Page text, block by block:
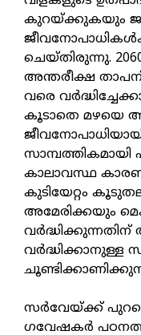
കുറയ്ക്കുകയും
ചെയ്തിരുന്നു.
അന്തരീക്ഷ
വരെ
കൂടാതെ മഴയെ
സാമ്പത്തികമായി
കാലാവസ്ഥ
കുടിയേറ്റം
അമേരിക്കയും
വർദ്ധിക്കുന്നതിന്
വർദ്ധിക്കാനുള്ള
സർവേയ്ക്ക്
ഗവേഷകർ